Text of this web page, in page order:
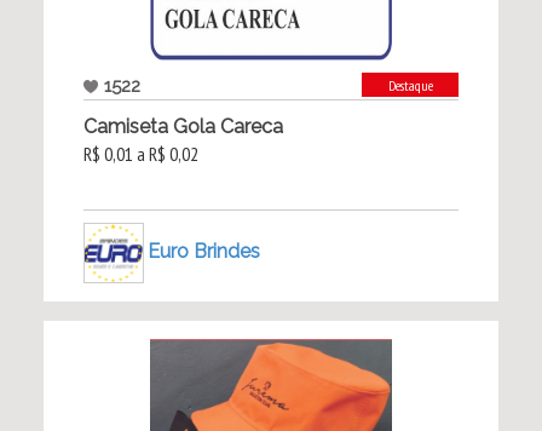
1522 Destaque
Camiseta Gola Careca
R$ 0,01 a R$ 0,02
Euro Brindes